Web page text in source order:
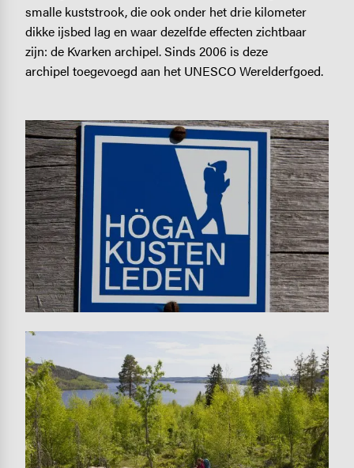
smalle kuststrook, die ook onder het drie kilometer
dikke ijsbed lag en waar dezelfde effecten zichtbaar
zijn: de Kvarken archipel. Sinds 2006 is deze
archipel toegevoegd aan het UNESCO Werelderfgoed.
Image
Image